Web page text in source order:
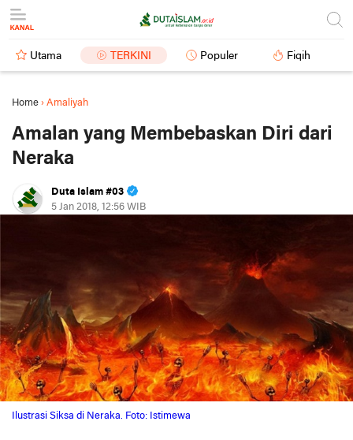
Utama TERKINI Populer Fiqih
Home › Amaliyah
Amalan yang Membebaskan Diri dari
Neraka
Duta Islam #03
5 Jan 2018, 12:56 WIB
Ilustrasi Siksa di Neraka. Foto: Istimewa